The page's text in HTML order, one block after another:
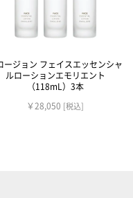
ージョン フェイスエッセンシャ
ルローションエモリエント
（118mL）3本
￥28,050 [税込]